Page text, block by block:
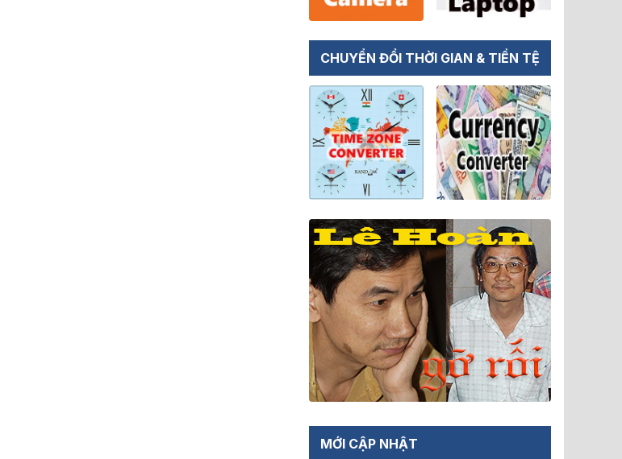
CHUYỂN ĐỔI THỜI GIAN & TIỀN TỆ
MỚI CẬP NHẬT